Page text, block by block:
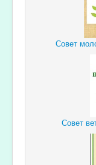
Совет
Совет